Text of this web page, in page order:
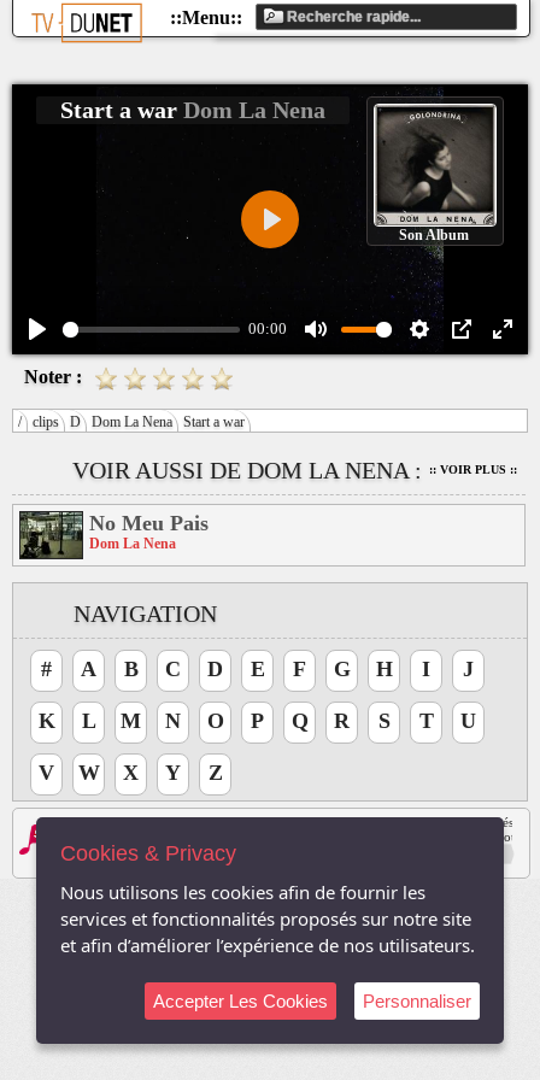
Play
00:00
Mute Settings
PIP
Play
Start a war Dom La Nena
Son Album
/ clips D Dom La Nena Start a war
VOIR AUSSI DE DOM LA NENA : :: VOIR PLUS ::
No Meu Pais
Dom La Nena
NAVIGATION
# A B C D E F G H I J
K L M N O P Q R S T U
V W X Y Z
Noter :
Les logos, Media , marques, et iconographies relatifs à toutes autres sociétés,
Le site respecte le droit d'auteur. Tous les droits des auteurs des oeuvres
Sauf autorisation, toute utilisation des oeuvres autres que la reproduction et la
2003-2026, TVDuNet.com -
Cookies & Privacy
Nous utilisons les cookies afin de fournir les
services et fonctionnalités proposés sur notre site
et afin d’améliorer l’expérience de nos utilisateurs.
Accepter Les Cookies Personnaliser